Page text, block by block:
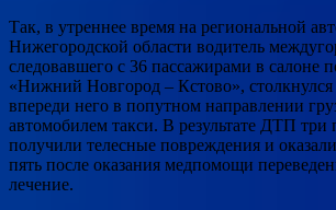
Так, в утреннее время на региональной
Нижегородской области водитель
следовавшего с 36 пассажирами в салоне
«Нижний Новгород – Кстово»,
впереди него в попутном направлении
автомобилем такси. В результате ДТП три
получили телесные повреждения и
пять после оказания медпомощи
лечение.